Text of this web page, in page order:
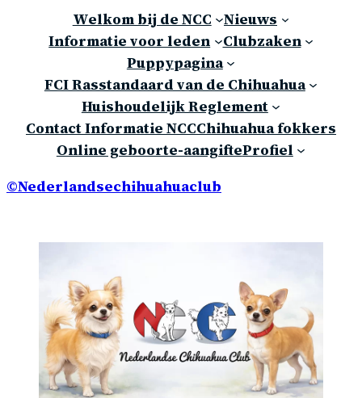
Welkom bij de NCC
Nieuws
Informatie voor leden
Clubzaken
Puppypagina
FCI Rasstandaard van de Chihuahua
Huishoudelijk Reglement
Contact Informatie NCCChihuahua fokkers
Online geboorte-aangifteProfiel
©Nederlandsechihuahuaclub